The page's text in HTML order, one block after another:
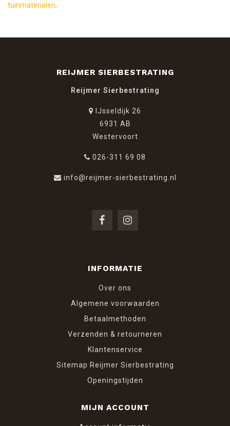
tuinmaterialen.
REIJMER SIERBESTRATING
Reijmer Sierbestrating
IJsseldijk 26
6931 AB
Westervoort
026-311 69 08
info@reijmer-sierbestrating.nl
INFORMATIE
Over ons
Algemene voorwaarden
Betaalmethoden
Verzenden & retourneren
Klantenservice
Sitemap Reijmer Sierbestrating
Openingstijden
MIJN ACCOUNT